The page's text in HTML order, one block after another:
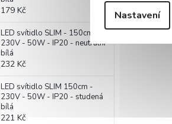
Nastavení
179 Kč
LED svítidlo SLIM - 150cm -
230V - 50W - IP20 - neutrální
bílá
232 Kč
LED svítidlo SLIM 150cm -
230V - 50W - IP20 - studená
bílá
221 Kč